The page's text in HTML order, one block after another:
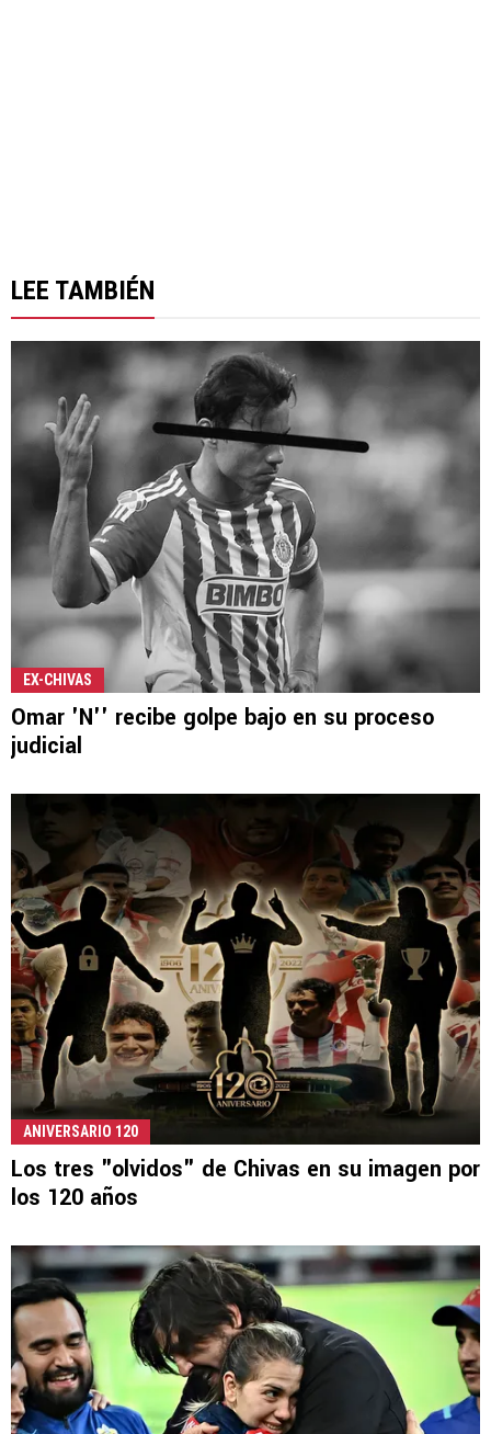
LEE TAMBIÉN
EX-CHIVAS
Omar 'N'' recibe golpe bajo en su proceso
judicial
ANIVERSARIO 120
Los tres "olvidos" de Chivas en su imagen por
los 120 años